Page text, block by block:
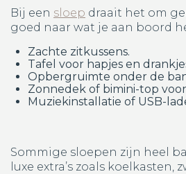
Bij een sloep draait het om
goed naar wat je aan boord
Zachte zitkussens.
Tafel voor hapjes en
Opbergruimte onder de
Zonnedek of bimini-top
Muziekinstallatie of USB-
Sommige sloepen zijn heel
luxe extra’s zoals